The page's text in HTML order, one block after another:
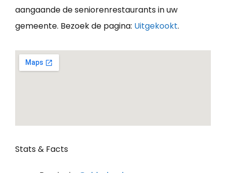
aangaande de seniorenrestaurants in uw
gemeente. Bezoek de pagina: Uitgekookt.
Stats & Facts